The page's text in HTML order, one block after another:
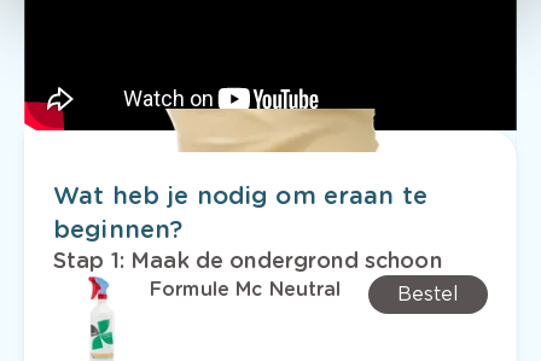
Wat heb je nodig om eraan te
beginnen?
Stap 1: Maak de ondergrond schoon
Formule Mc Neutral Bestel